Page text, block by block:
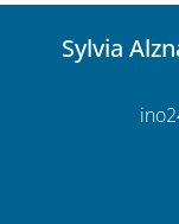
Sylvia